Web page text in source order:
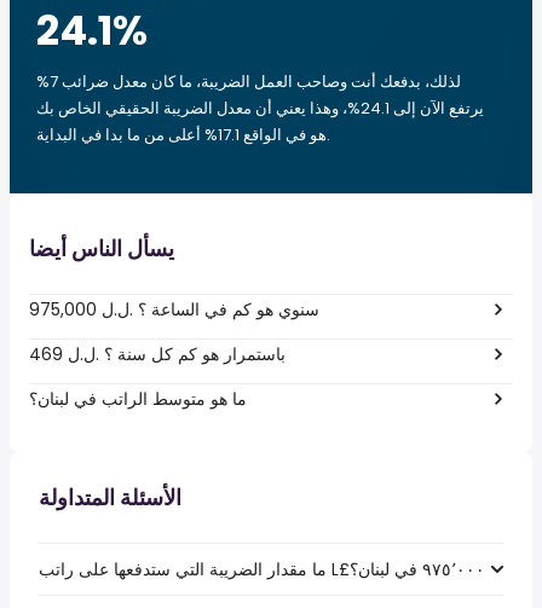
24.1%
لذلك، بدفعك أنت وصاحب العمل الضريبة، ما كان معدل ضرائب 7%
يرتفع الآن إلى 24.1%، وهذا يعني أن معدل الضريبة الحقيقي الخاص بك
هو في الواقع 17.1% أعلى من ما بدا في البداية.
يسأل الناس أيضا
975,000 ل.ل.‎ سنوي هو كم في الساعة ؟
469 ل.ل.‎ باستمرار هو كم كل سنة ؟
ما هو متوسط الراتب في لبنان؟
الأسئلة المتداولة